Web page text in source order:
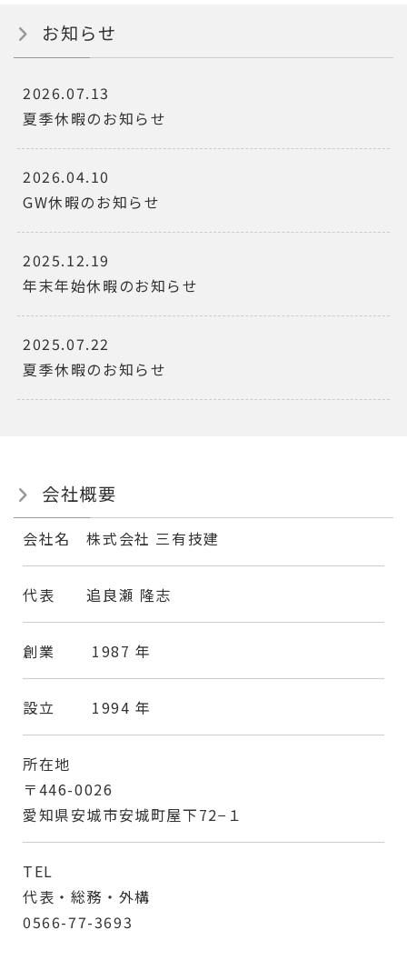
お知らせ
2026.07.13
夏季休暇のお知らせ
2026.04.10
GW休暇のお知らせ
2025.12.19
年末年始休暇のお知らせ
2025.07.22
夏季休暇のお知らせ
会社概要
会社名株式会社 三有技建
代表追良瀬 隆志
創業 1987 年
設立 1994 年
所在地
〒446-0026
愛知県安城市安城町屋下72−１
TEL
代表・総務・外構
0566-77-3693